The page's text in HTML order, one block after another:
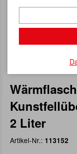
2 Liter
Artikel-Nr.: 113152